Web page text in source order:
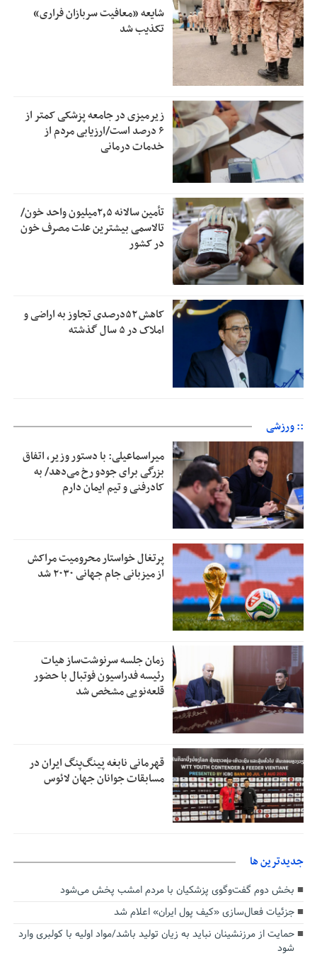
شایعه «معافیت سربازان فراری»
تکذیب شد
زیرمیزی در جامعه پزشکی کمتر از
۶ درصد است/ارزیابی مردم از
خدمات درمانی
تأمین سالانه ۲٫۵میلیون واحد خون/
تالاسمی بیشترین علت مصرف‌ خون
در کشور
کاهش ۵۲درصدی تجاوز به اراضی و
املاک در ۵ سال گذشته
:: ورزشی
میراسماعیلی: با دستور وزیر، اتفاق
بزرگی برای جودو رخ می‌دهد/ به
کادرفنی و تیم ایمان دارم
پرتغال خواستار محرومیت مراکش
از میزبانی جام جهانی ۲۰۳۰ شد
زمان جلسه سرنوشت‌ساز هیات
رئیسه فدراسیون فوتبال با حضور
قلعه‌نویی مشخص شد
قهرمانی نابغه پینگ‌پنگ ایران در
مسابقات جوانان جهان لائوس
جديدترين ها
بخش دوم گفت‌وگوی پزشکیان با مردم امشب پخش می‌شود
جزئیات فعال‌سازی «کیف پول ایران» اعلام شد
حمایت از مرزنشینان نباید به زیان تولید باشد/مواد اولیه با کولبری وارد
شود